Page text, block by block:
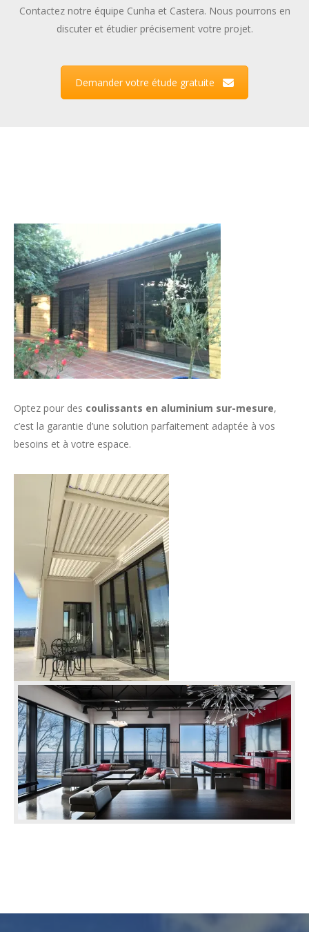
Contactez notre équipe Cunha et Castera. Nous pourrons en
discuter et étudier précisement votre projet.
Demander votre étude gratuite
Optez pour des coulissants en aluminium sur-mesure,
c’est la garantie d’une solution parfaitement adaptée à vos
besoins et à votre espace.